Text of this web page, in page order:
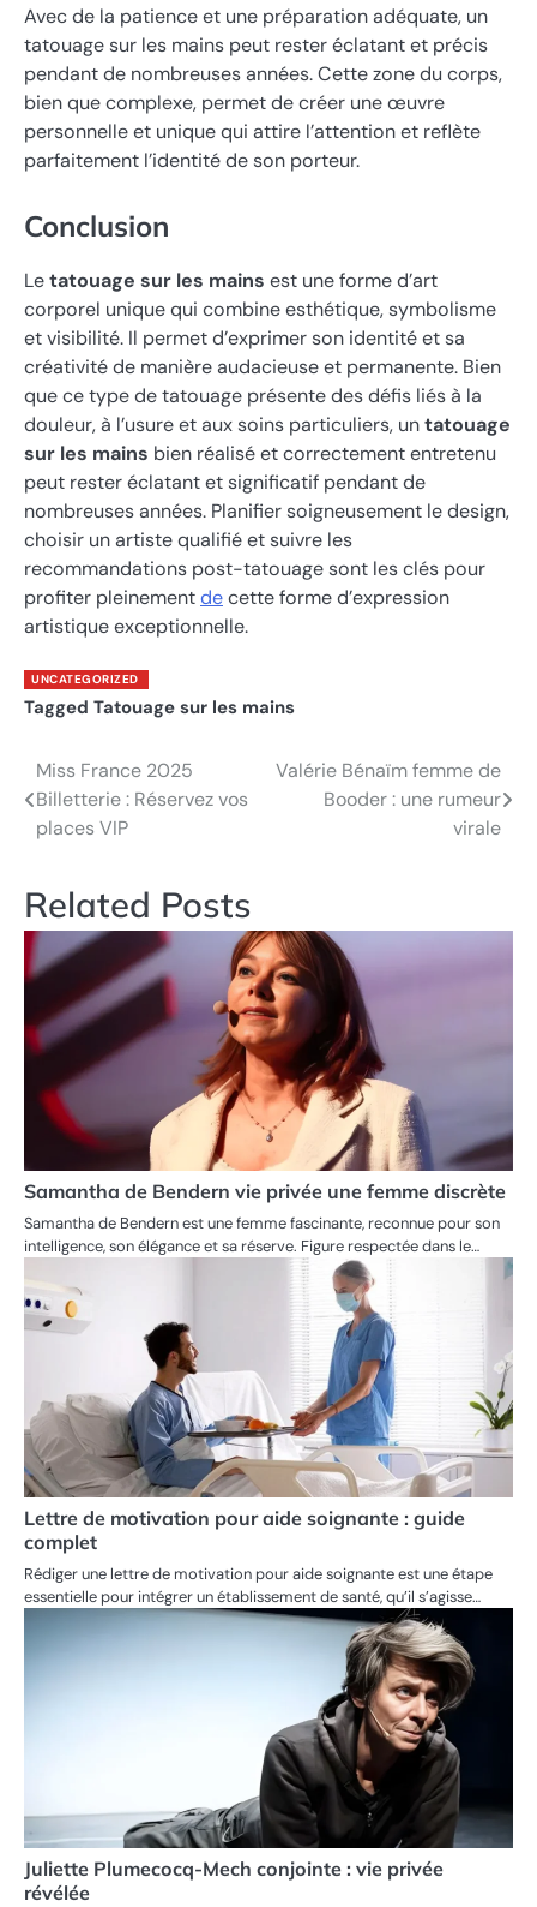
Avec de la patience et une préparation adéquate, un
tatouage sur les mains peut rester éclatant et précis
pendant de nombreuses années. Cette zone du corps,
bien que complexe, permet de créer une œuvre
personnelle et unique qui attire l’attention et reflète
parfaitement l’identité de son porteur.
Conclusion
Letatouage sur les mains est une forme d’art
corporel unique qui combine esthétique, symbolisme
et visibilité. Il permet d’exprimer son identité et sa
créativité de manière audacieuse et permanente. Bien
que ce type de tatouage présente des défis liés à la
douleur, à l’usure et aux soins particuliers, untatouage
sur les mains bien réalisé et correctement entretenu
peut rester éclatant et significatif pendant de
nombreuses années. Planifier soigneusement le design,
choisir un artiste qualifié et suivre les
recommandations post-tatouage sont les clés pour
profiter pleinementdecette forme d’expression
artistique exceptionnelle.
UNCATEGORIZED
Tagged Tatouage sur les mains
Post
navigation
Miss France 2025
Billetterie : Réservez vos
places VIP
Valérie Bénaïm femme de
Booder : une rumeur
virale
Related Posts
Samantha de Bendern vie privée une femme discrète
Samantha de Bendern est une femme fascinante, reconnue pour son
intelligence, son élégance et sa réserve. Figure respectée dans le…
Lettre de motivation pour aide soignante : guide
complet
Rédiger une lettre de motivation pour aide soignante est une étape
essentielle pour intégrer un établissement de santé, qu’il s’agisse…
Juliette Plumecocq-Mech conjointe : vie privée
révélée